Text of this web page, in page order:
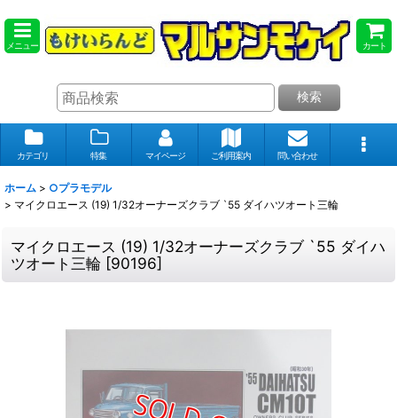
メニュー カート
検索
カテゴリ 特集 マイページ ご利用案内 問い合わせ
ホーム > ○プラモデル
> マイクロエース (19) 1/32オーナーズクラブ `55 ダイハツオート三輪
マイクロエース (19) 1/32オーナーズクラブ `55 ダイハ
ツオート三輪 [90196]